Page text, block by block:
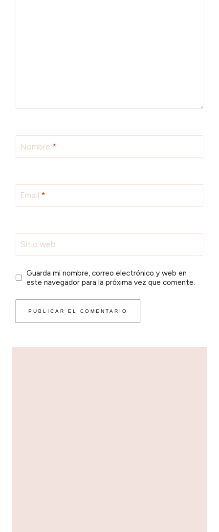
Nombre *
Email *
Sitio web
Guarda mi nombre, correo electrónico y web en
este navegador para la próxima vez que comente.